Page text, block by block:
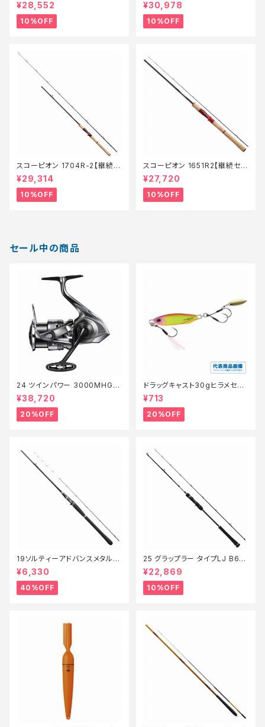
¥28,552
10%OFF
¥30,978
10%OFF
スコーピオン 1704R-2【継続セ
ール_ロッド】【10】
¥29,314
10%OFF
スコーピオン 1651R2【継続セー
ル_ロッド】【10】
¥27,720
10%OFF
セール中の商品
24 ツインパワー 3000MHG
【特価リール】【20】
¥38,720
20%OFF
ドラッグキャスト30gヒラメセレ
クション【特価ルアー】【20】
¥713
20%OFF
19ソルティーアドバンスメタルス
ッテ B66MLS【特価竿】【40】
¥6,330
40%OFF
25 グラップラー タイプLJ B63-
3【継続セール_ロッド】【10】
¥22,869
10%OFF